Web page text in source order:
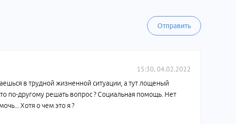
Отправить
15:30, 04.02.2022
в трудной жизненной ситуации, а тут лощеный
по-другому решать вопрос ? Социальная помощь. Нет
Хотя о чем это я ?